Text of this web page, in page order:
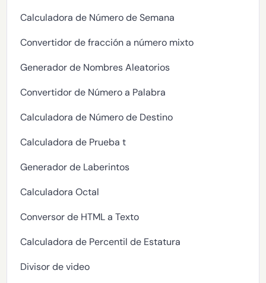
Calculadora de Número de Semana
Convertidor de fracción a número mixto
Generador de Nombres Aleatorios
Convertidor de Número a Palabra
Calculadora de Número de Destino
Calculadora de Prueba t
Generador de Laberintos
Calculadora Octal
Conversor de HTML a Texto
Calculadora de Percentil de Estatura
Divisor de video